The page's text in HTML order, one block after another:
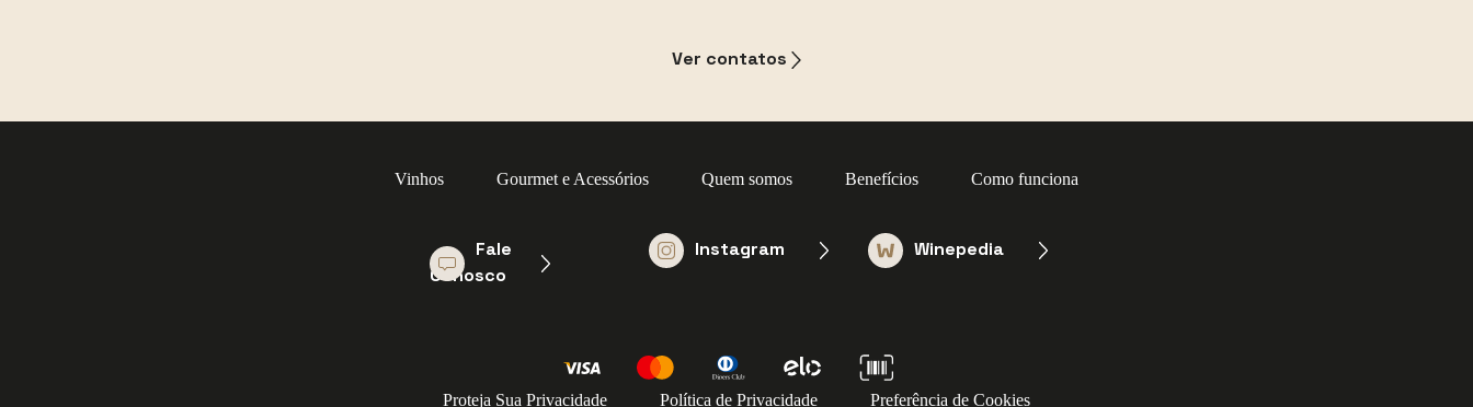
Ver contatos
Vinhos Gourmet e Acessórios Quem somos Benefícios Como funciona
Fale
Conosco
Instagram Winepedia
Proteja Sua Privacidade Política de Privacidade Preferência de Cookies